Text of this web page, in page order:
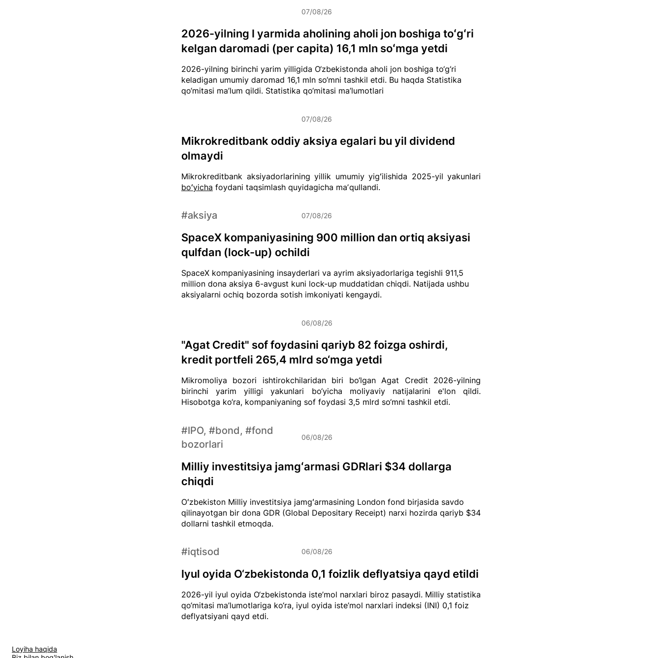
2026-yilning birinchi yarim yilligida O‘zbekistonda aholi jon boshiga to‘g‘ri
keladigan umumiy daromad 16,1 mln so‘mni tashkil etdi. Bu haqda Statistika
qo‘mitasi ma’lum qildi. Statistika qo‘mitasi ma’lumotlari
2026-yilning I yarmida aholining aholi jon boshiga toʻgʻri
kelgan daromadi (per capita) 16,1 mln soʻmga yetdi
07/08/26
Mikrokreditbank aksiyadorlarining yillik umumiy yigʻilishida 2025-yil yakunlari
boʻyicha foydani taqsimlash quyidagicha maʼqullandi.
Mikrokreditbank oddiy aksiya egalari bu yil dividend
olmaydi
07/08/26
SpaceX kompaniyasining insayderlari va ayrim aksiyadorlariga tegishli 911,5
million dona aksiya 6-avgust kuni lock-up muddatidan chiqdi. Natijada ushbu
aksiyalarni ochiq bozorda sotish imkoniyati kengaydi.
SpaceX kompaniyasining 900 million dan ortiq aksiyasi
qulfdan (lock-up) ochildi
#aksiya 07/08/26
Mikromoliya bozori ishtirokchilaridan biri bo‘lgan Agat Credit 2026-yilning
birinchi yarim yilligi yakunlari bo‘yicha moliyaviy natijalarini e'lon qildi.
Hisobotga ko‘ra, kompaniyaning sof foydasi 3,5 mlrd so‘mni tashkil etdi.
"Agat Credit" sof foydasini qariyb 82 foizga oshirdi,
kredit portfeli 265,4 mlrd so‘mga yetdi
06/08/26
Oʻzbekiston Milliy investitsiya jamgʻarmasining London fond birjasida savdo
qilinayotgan bir dona GDR (Global Depositary Receipt) narxi hozirda qariyb $34
dollarni tashkil etmoqda.
Milliy investitsiya jamgʻarmasi GDRlari $34 dollarga
chiqdi
#IPO, #bond, #fond
bozorlari
06/08/26
2026-yil iyul oyida O‘zbekistonda iste’mol narxlari biroz pasaydi. Milliy statistika
qo‘mitasi ma’lumotlariga ko‘ra, iyul oyida iste’mol narxlari indeksi (INI) 0,1 foiz
deflyatsiyani qayd etdi.
Iyul oyida O‘zbekistonda 0,1 foizlik deflyatsiya qayd etildi
#iqtisod 06/08/26
Loyiha haqida